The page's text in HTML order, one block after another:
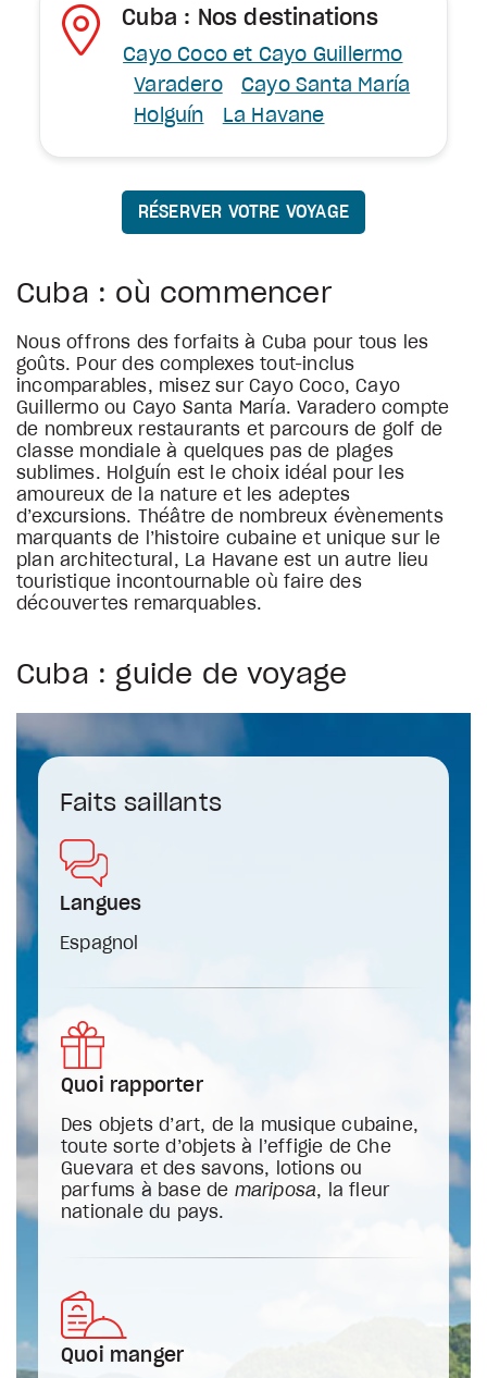
Cuba : Nos destinations
Cayo Coco et Cayo Guillermo
Varadero
Cayo Santa María
Holguín
La Havane
RÉSERVER VOTRE VOYAGE
Cuba : où commencer
Nous offrons des forfaits à Cuba pour tous les
goûts. Pour des complexes tout-inclus
incomparables, misez sur Cayo Coco, Cayo
Guillermo ou Cayo Santa María. Varadero compte
de nombreux restaurants et parcours de golf de
classe mondiale à quelques pas de plages
sublimes. Holguín est le choix idéal pour les
amoureux de la nature et les adeptes
d’excursions. Théâtre de nombreux évènements
marquants de l’histoire cubaine et unique sur le
plan architectural, La Havane est un autre lieu
touristique incontournable où faire des
découvertes remarquables.
Cuba : guide de voyage
Faits saillants
Langues
Espagnol
Quoi rapporter
Des objets d’art, de la musique cubaine,
toute sorte d’objets à l’effigie de Che
Guevara et des savons, lotions ou
parfums à base de mariposa, la fleur
nationale du pays.
Quoi manger